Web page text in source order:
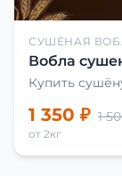
СУШЁНАЯ
Вобла
Купить
1 350 ₽ 1
от 2кг